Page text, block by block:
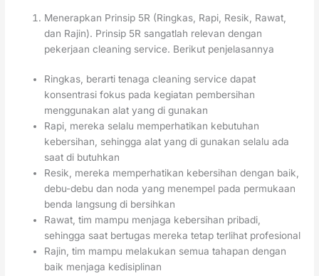
Menerapkan Prinsip 5R (Ringkas, Rapi, Resik, Rawat,
dan Rajin). Prinsip 5R sangatlah relevan dengan
pekerjaan cleaning service. Berikut penjelasannya
Ringkas, berarti tenaga cleaning service dapat
konsentrasi fokus pada kegiatan pembersihan
menggunakan alat yang di gunakan
Rapi, mereka selalu memperhatikan kebutuhan
kebersihan, sehingga alat yang di gunakan selalu ada
saat di butuhkan
Resik, mereka memperhatikan kebersihan dengan baik,
debu-debu dan noda yang menempel pada permukaan
benda langsung di bersihkan
Rawat, tim mampu menjaga kebersihan pribadi,
sehingga saat bertugas mereka tetap terlihat profesional
Rajin, tim mampu melakukan semua tahapan dengan
baik menjaga kedisiplinan